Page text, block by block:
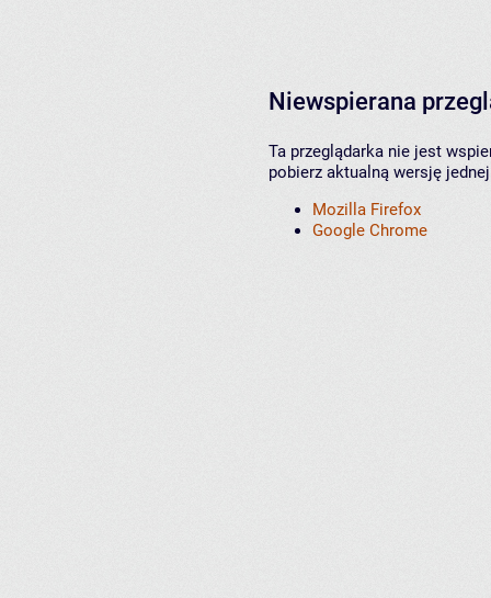
Niewspierana
Ta przeglądarka nie jest
pobierz aktualną wersję
Mozilla Firefox
Google Chrome